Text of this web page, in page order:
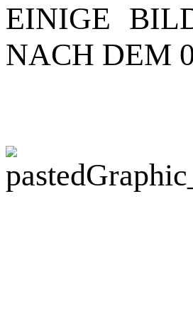
EINIGE
NACH DEM